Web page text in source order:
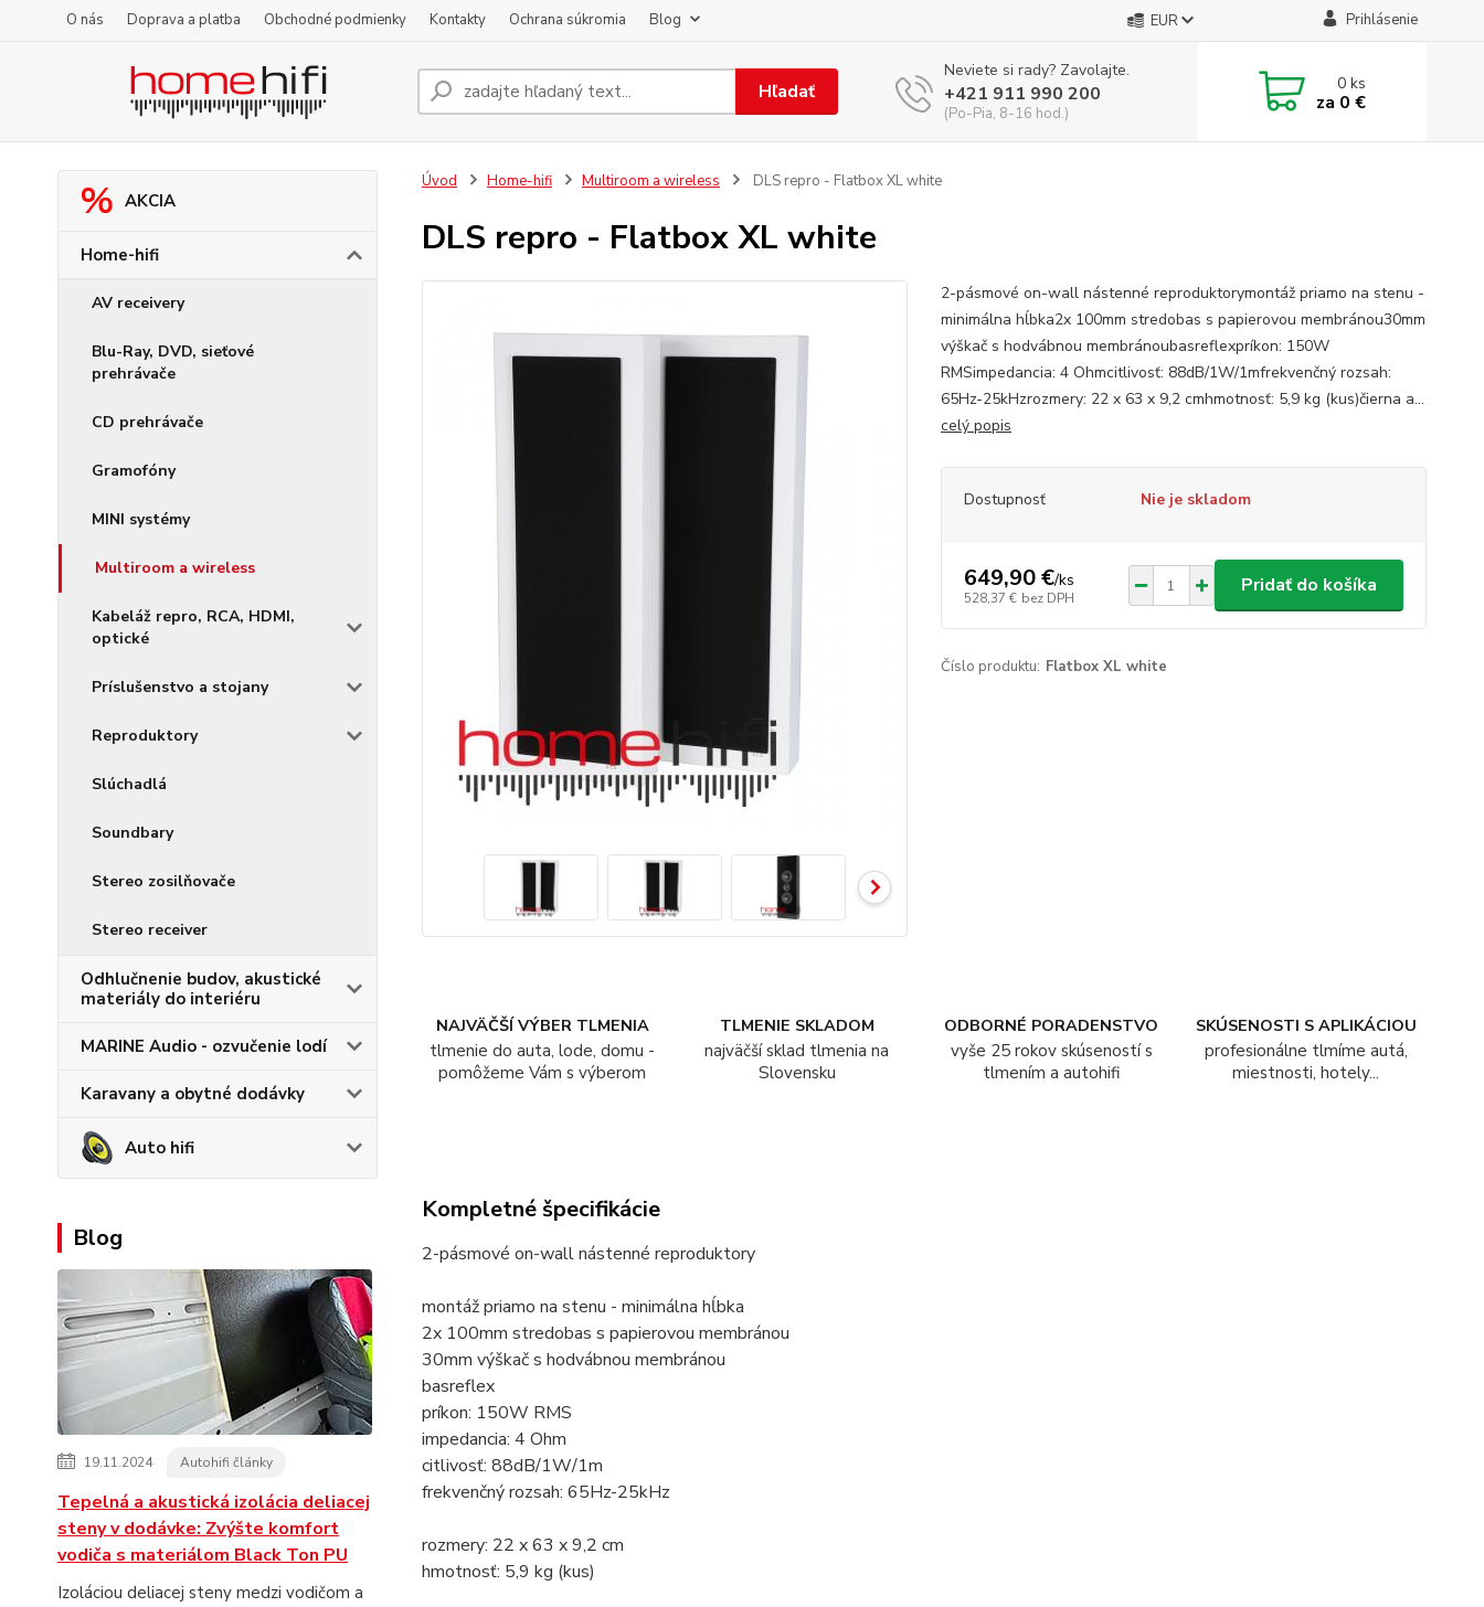
O nás Doprava a platba Obchodné podmienky Kontakty Ochrana súkromia Blog EUR Prihlásenie
Hľadať
Neviete si rady? Zavolajte.
+421 911 990 200
(Po-Pia, 8-16 hod.)
0ks
za 0 €
AKCIA
Home-hifi
AV receivery
Blu-Ray, DVD, sieťové
prehrávače
CD prehrávače
Gramofóny
MINI systémy
Multiroom a wireless
Kabeláž repro, RCA, HDMI,
optické
Príslušenstvo a stojany
Reproduktory
Slúchadlá
Soundbary
Stereo zosilňovače
Stereo receiver
Odhlučnenie budov, akustické
materiály do interiéru
MARINE Audio - ozvučenie lodí
Karavany a obytné dodávky
Auto hifi
Blog
19.11.2024 Autohifi články
Tepelná a akustická izolácia deliacej
steny v dodávke: Zvýšte komfort
vodiča s materiálom Black Ton PU
Izoláciou deliacej steny medzi vodičom a
Úvod Home-hifi Multiroom a wireless DLS repro - Flatbox XL white
DLS repro - Flatbox XL white
2-pásmové on-wall nástenné reproduktorymontáž priamo na stenu -
minimálna hĺbka2x 100mm stredobas s papierovou membránou30mm
výškač s hodvábnou membránoubasreflexpríkon: 150W
RMSimpedancia: 4 Ohmcitlivosť: 88dB/1W/1mfrekvenčný rozsah:
65Hz-25kHzrozmery: 22 x 63 x 9,2 cmhmotnosť: 5,9 kg (kus)čierna a...
celý popis
Dostupnosť Nie je skladom
649,90 €/ks
528,37 € bez DPH
Pridať do košíka
Číslo produktu: Flatbox XL white
NAJVÄČŠÍ VÝBER TLMENIA
tlmenie do auta, lode, domu -
pomôžeme Vám s výberom
TLMENIE SKLADOM
najväčší sklad tlmenia na
Slovensku
ODBORNÉ PORADENSTVO
vyše 25 rokov skúseností s
tlmením a autohifi
SKÚSENOSTI S APLIKÁCIOU
profesionálne tlmíme autá,
miestnosti, hotely...
Kompletné špecifikácie
2-pásmové on-wall nástenné reproduktory
montáž priamo na stenu - minimálna hĺbka
2x 100mm stredobas s papierovou membránou
30mm výškač s hodvábnou membránou
basreflex
príkon: 150W RMS
impedancia: 4 Ohm
citlivosť: 88dB/1W/1m
frekvenčný rozsah: 65Hz-25kHz
rozmery: 22 x 63 x 9,2 cm
hmotnosť: 5,9 kg (kus)